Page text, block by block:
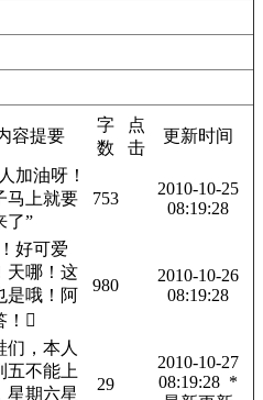
容提要
字
数
点
击
更新时间
加油呀！
马上就要
了”
753
2010-10-25
08:19:28
好可爱
天哪！这
是哦！阿
！
980
2010-10-26
08:19:28
们，本人
五不能上
星期六星
29
2010-10-27
08:19:28 *